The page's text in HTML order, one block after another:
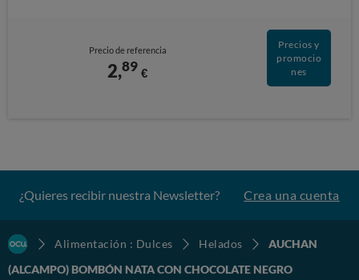
Precio de referencia
2,89 €
Precios y
promocio
nes
¿Quieres recibir nuestra Newsletter? Crea una cuenta
Alimentación : Dulces Helados
AUCHAN
(ALCAMPO) BOMBÓN NATA CON CHOCOLATE NEGRO